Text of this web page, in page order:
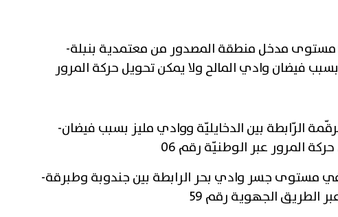
-الطّريق الجهويّة رقم 93 مستوى مدخل منطقة المصدور من معتمدية بنبلة
فيضان وادي المالح ولا يمكن تحويل حركة المرور
-الرّابطة بين الدخايليّة ووادي مليز بسبب فيضان
المرور عبر الوطنيّة رقم 06
-الوطنية رقم 17 في مستوى جسر وادي بحر الرابطة بين جندوبة وطبرقة
الطريق الجهوية رقم 59